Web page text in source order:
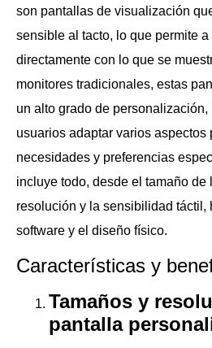
son pantallas de visualización
sensible al tacto, lo que permite
directamente con lo que se
monitores tradicionales, estas
un alto grado de
usuarios adaptar varios aspectos
necesidades y preferencias
incluye todo, desde el tamaño de
resolución y la sensibilidad táctil,
software y el diseño físico.
Características y
Tamaños y
pantalla